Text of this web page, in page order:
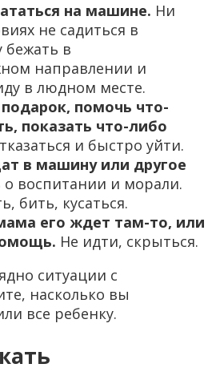
на машине. Ни
не садиться в
в
направлении и
в людном месте.
помочь что-
показать что-либо
и быстро уйти.
в машину или другое
о воспитании и морали.
бить, кусаться.
его ждет там-то, или
Не идти, скрыться.
ситуации с
насколько вы
все ребенку.